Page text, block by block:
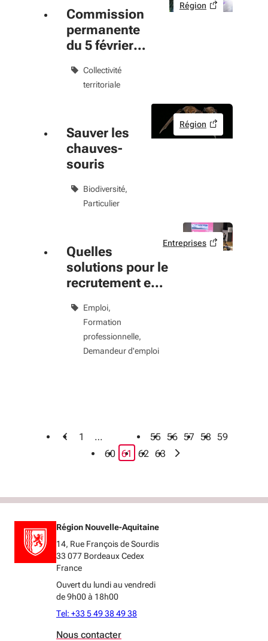
Commission
permanente
du 5 février
Collectivité
territoriale
Région
Sauver les
chauves-
souris
Biodiversité
Particulier
Région
Quelles
solutions pour le
recrutement en
Aquitaine ?
Emploi
Formation
professionnelle
Demandeur d'emploi
Entreprises
1 … 55 56 57 58 59
60 61 page courante
62 63
Région Nouvelle-Aquitaine
14, Rue François de Sourdis
33 077 Bordeaux Cedex
France
Ouvert du lundi au vendredi
de 9h00 à 18h00
Tel: +33 5 49 38 49 38
Nous contacter